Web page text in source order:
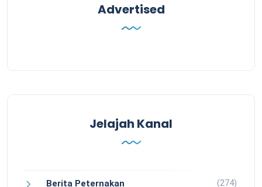
Advertised
Jelajah Kanal
Berita Peternakan (274)